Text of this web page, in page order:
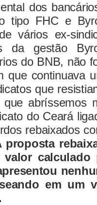
dos
tipo FHC e
vários ex-
da gestão
do BNB, não
que continuava
que
abríssemos
do Ceará
rebaixados
proposta
valor
em um